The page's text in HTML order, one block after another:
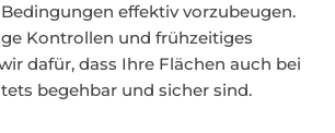
effektiv vorzubeugen.
Kontrollen und frühzeitiges
dafür, dass Ihre Flächen auch bei
begehbar und sicher sind.